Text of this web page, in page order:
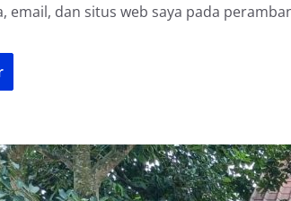
email, dan situs web saya pada